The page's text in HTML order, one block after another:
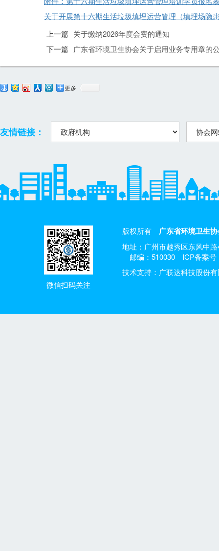
关于开展第十六期生活垃圾填埋运营管理（填埋场隐
上一篇 关于缴纳2026年度会费的通知
下一篇
广东省环境卫生协会关于启用业务专用章的
更多
友情链接：
微信扫码关注
版权所有 广东省环境卫生
地址：广州市越秀区东风中
邮编：510030
ICP备案号
技术支持：广联达科技股份